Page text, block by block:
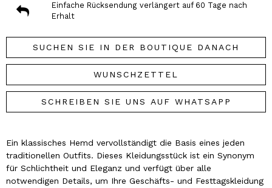
Einfache Rücksendung verlängert auf 60 Tage nach
Erhalt
SUCHEN SIE IN DER BOUTIQUE DANACH
WUNSCHZETTEL
SCHREIBEN SIE UNS AUF WHATSAPP
Ein klassisches Hemd vervollständigt die Basis eines jeden
traditionellen Outfits. Dieses Kleidungsstück ist ein Synonym
für Schlichtheit und Eleganz und verfügt über alle
notwendigen Details, um Ihre Geschäfts- und Festtagskleidung